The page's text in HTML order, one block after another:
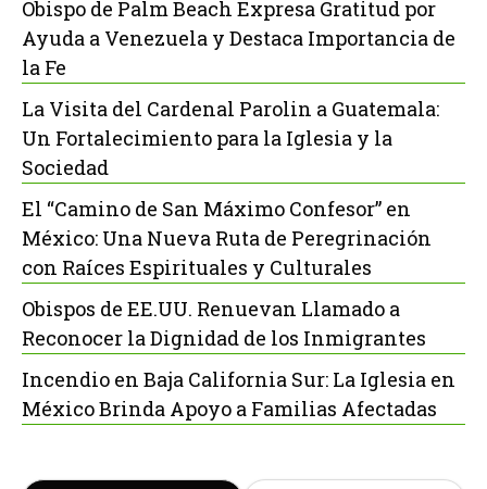
Obispo de Palm Beach Expresa Gratitud por
Ayuda a Venezuela y Destaca Importancia de
la Fe
La Visita del Cardenal Parolin a Guatemala:
Un Fortalecimiento para la Iglesia y la
Sociedad
El “Camino de San Máximo Confesor” en
México: Una Nueva Ruta de Peregrinación
con Raíces Espirituales y Culturales
Obispos de EE.UU. Renuevan Llamado a
Reconocer la Dignidad de los Inmigrantes
Incendio en Baja California Sur: La Iglesia en
México Brinda Apoyo a Familias Afectadas